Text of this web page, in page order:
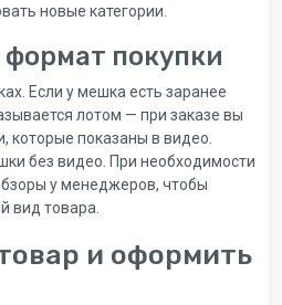
новые категории.
покупки
Если у мешка есть заранее
лотом — при заказе вы
которые показаны в видео.
без видео. При необходимости
у менеджеров, чтобы
вид товара.
и оформить